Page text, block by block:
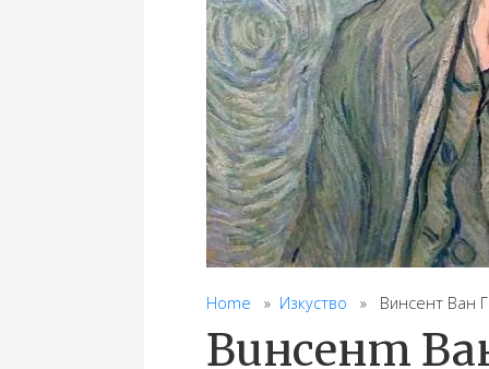
Home » Изкуство » Винсент Ван
Винсент